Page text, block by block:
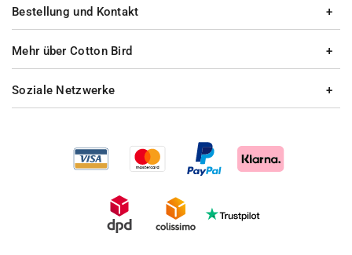
Bestellung und Kontakt
Mehr über Cotton Bird
Soziale Netzwerke